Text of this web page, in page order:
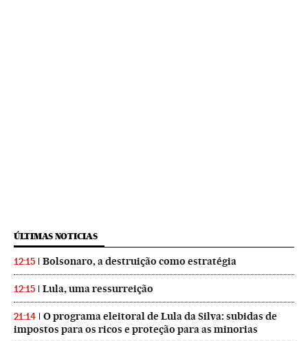
ÚLTIMAS NOTICIAS
12:15 Bolsonaro, a destruição como estratégia
12:15 Lula, uma ressurreição
21:14
O programa eleitoral de Lula da Silva: subidas de
impostos para os ricos e proteção para as minorias